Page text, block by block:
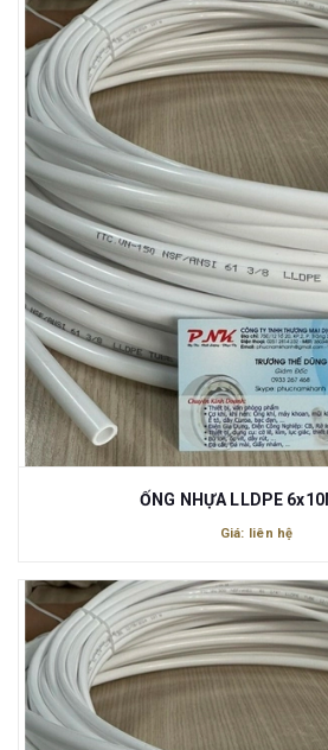
ỐNG NHỰA LLDPE
Giá: liên hệ